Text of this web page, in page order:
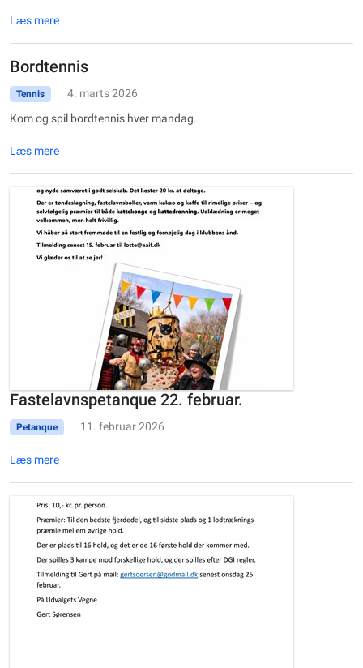
Læs mere
Bordtennis
Tennis
4. marts 2026
Kom og spil bordtennis hver mandag.
Læs mere
Fastelavnspetanque 22. februar.
Petanque 11. februar 2026
Læs mere